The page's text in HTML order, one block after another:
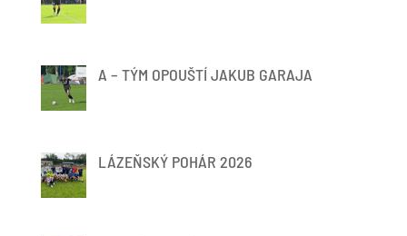
A – TÝM OPOUŠTÍ JAKUB GARAJA
LÁZEŇSKÝ POHÁR 2026